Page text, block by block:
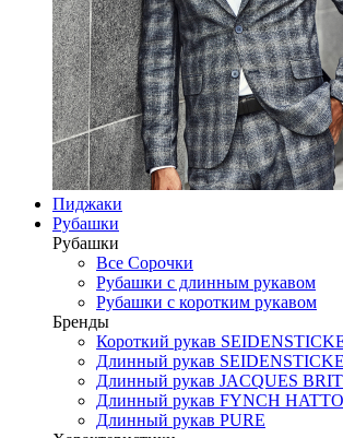
Пиджаки
Рубашки
Рубашки
Все Сорочки
Рубашки с длинным рукавом
Рубашки с коротким рукавом
Бренды
Короткий рукав
Длинный рукав
Длинный рукав JAСQUES
Длинный рукав FYNCH
Длинный рукав PURE